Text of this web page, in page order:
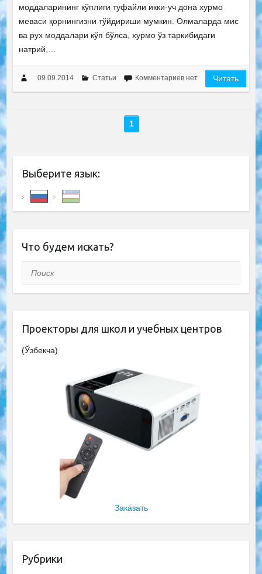
моддаларининг кўплиги туфайли икки-уч дона хурмо
меваси қорнингизни тўйдириши мумкин. Олмаларда мис
ва рух моддалари кўп бўлса, хурмо ўз таркибидаги
натрий,…
09.09.2014 Статьи Комментариев нет Читать
1
Выберите язык:
Что будем искать?
Поиск
Проекторы для школ и учебных центров
(Ўзбекча)
Заказать
Рубрики